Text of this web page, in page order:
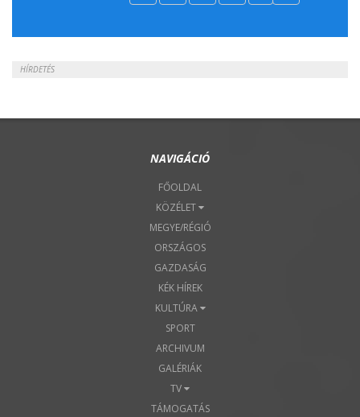
HÍRDETÉS
NAVIGÁCIÓ
FŐOLDAL
KÖZÉLET
MEGYE/RÉGIÓ
ORSZÁGOS
GAZDASÁG
KÉK HÍREK
KULTÚRA
SPORT
ARCHIVUM
GALÉRIÁK
TV
TÁMOGATÁS